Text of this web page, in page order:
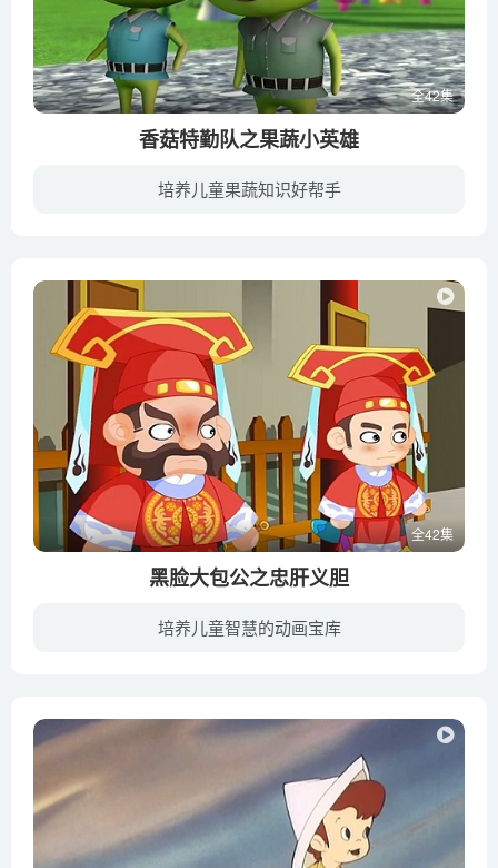
全42集
香菇特勤队之果蔬小英雄
培养儿童果蔬知识好帮手
全42集
黑脸大包公之忠肝义胆
培养儿童智慧的动画宝库